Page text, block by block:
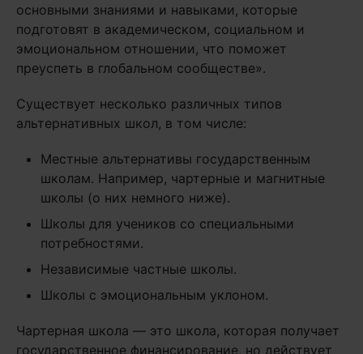
основными знаниями и навыками, которые
подготовят в академическом, социальном и
эмоциональном отношении, что поможет
преуспеть в глобальном сообществе».
Существует несколько различных типов
альтернативных школ, в том числе:
Местные альтернативы государственным
школам. Например, чартерные и магнитные
школы (о них немного ниже).
Школы для учеников со специальными
потребностями.
Независимые частные школы.
Школы с эмоциональным уклоном.
Чартерная школа — это школа, которая получает
государственное финансирование, но действует